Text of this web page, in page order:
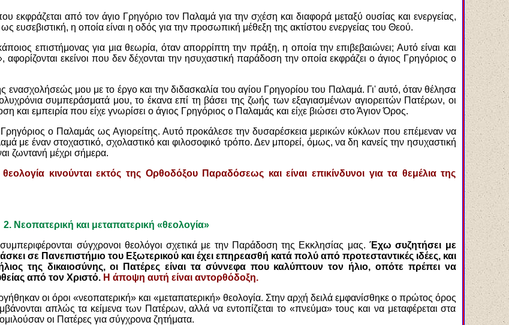
εκφράζεται από τον άγιο Γρηγόριο τον Παλαμά για την σχέση και διαφορά μεταξύ ουσίας και ενεργείας,
η οποία είναι η οδός για την προσωπική μέθεξη της ακτίστου ενεργείας του Θεού.
επιστήμονας για μια θεωρία, όταν απορρίπτη την πράξη, η οποία την επιβεβαιώνει; Αυτό είναι και
αφορίζονται εκείνοι που δεν δέχονται την ησυχαστική παράδοση την οποία εκφράζει ο άγιος Γρηγόριος ο
μου με το έργο και την διδασκαλία του αγίου Γρηγορίου του Παλαμά. Γι' αυτό, όταν θέλησα
συμπεράσματά μου, το έκανα επί τη βάσει της ζωής των εξαγιασμένων αγιορειτών Πατέρων, οι
και εμπειρία που είχε γνωρίσει ο άγιος Γρηγόριος ο Παλαμάς και είχε βιώσει στο Άγιον Όρος.
Γρηγόριος ο Παλαμάς ως Αγιορείτης. Αυτό προκάλεσε την δυσαρέσκεια μερικών κύκλων που επέμεναν να
με έναν στοχαστικό, σχολαστικό και φιλοσοφικό τρόπο. Δεν μπορεί, όμως, να δη κανείς την ησυχαστική
ζωντανή μέχρι σήμερα.
κινούνται εκτός της Ορθοδόξου Παραδόσεως και είναι επικίνδυνοι για τα θεμέλια της
2.Νεοπατερική και μεταπατερική «θεολογία»
σύγχρονοι θεολόγοι σχετικά με την Παράδοση της Εκκλησίας μας. Έχω συζητήσει με
σε Πανεπιστήμιο του Εξωτερικού και έχει επηρεασθή κατά πολύ από προτεσταντικές ιδέες, και
της δικαιοσύνης, οι Πατέρες είναι τα σύννεφα που καλύπτουν τον ήλιο, οπότε πρέπει να
από τον Χριστό.Η άποψη αυτή είναι αντορθόδοξη.
οι όροι «νεοπατερική» και «μεταπατερική» θεολογία. Στην αρχή δειλά εμφανίσθηκε ο πρώτος όρος
απλώς τα κείμενα των Πατέρων, αλλά να εντοπίζεται το «πνεύμα» τους και να μεταφέρεται στα
οι Πατέρες για σύγχρονα ζητήματα.